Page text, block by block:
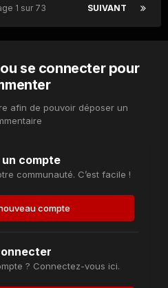
SUIVANT
1 sur 73
se connecter pour
afin de pouvoir déposer un
compte
communauté. C’est facile !
compte
? Connectez-vous ici.